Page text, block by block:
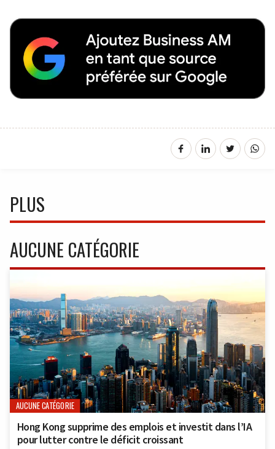
PLUS
AUCUNE CATÉGORIE
AUCUNE CATÉGORIE
Hong Kong supprime des emplois et investit dans l’IA
pour lutter contre le déficit croissant